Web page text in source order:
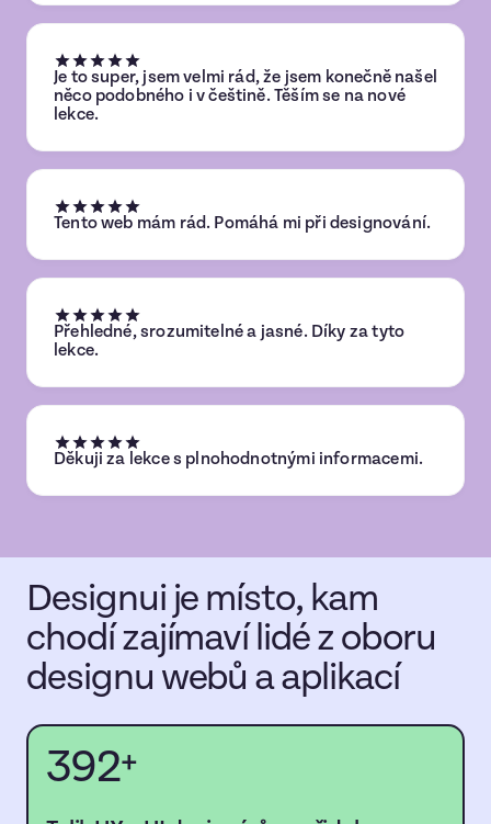
Je to super, jsem velmi rád, že jsem konečně našel
něco podobného i v češtině. Těším se na nové
lekce.
Tento web mám rád. Pomáhá mi při designování.
Přehledné, srozumitelné a jasné. Díky za tyto
lekce.
Děkuji za lekce s plnohodnotnými informacemi.
Designui je místo, kam
chodí zajímaví lidé z oboru
designu webů a aplikací
392+